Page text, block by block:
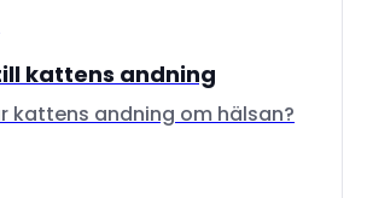
kattens andning
kattens andning om hälsan?